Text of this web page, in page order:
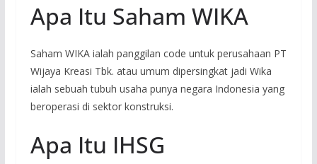
Apa Itu Saham WIKA
Saham WIKA ialah panggilan code untuk perusahaan PT
Wijaya Kreasi Tbk. atau umum dipersingkat jadi Wika
ialah sebuah tubuh usaha punya negara Indonesia yang
beroperasi di sektor konstruksi.
Apa Itu IHSG